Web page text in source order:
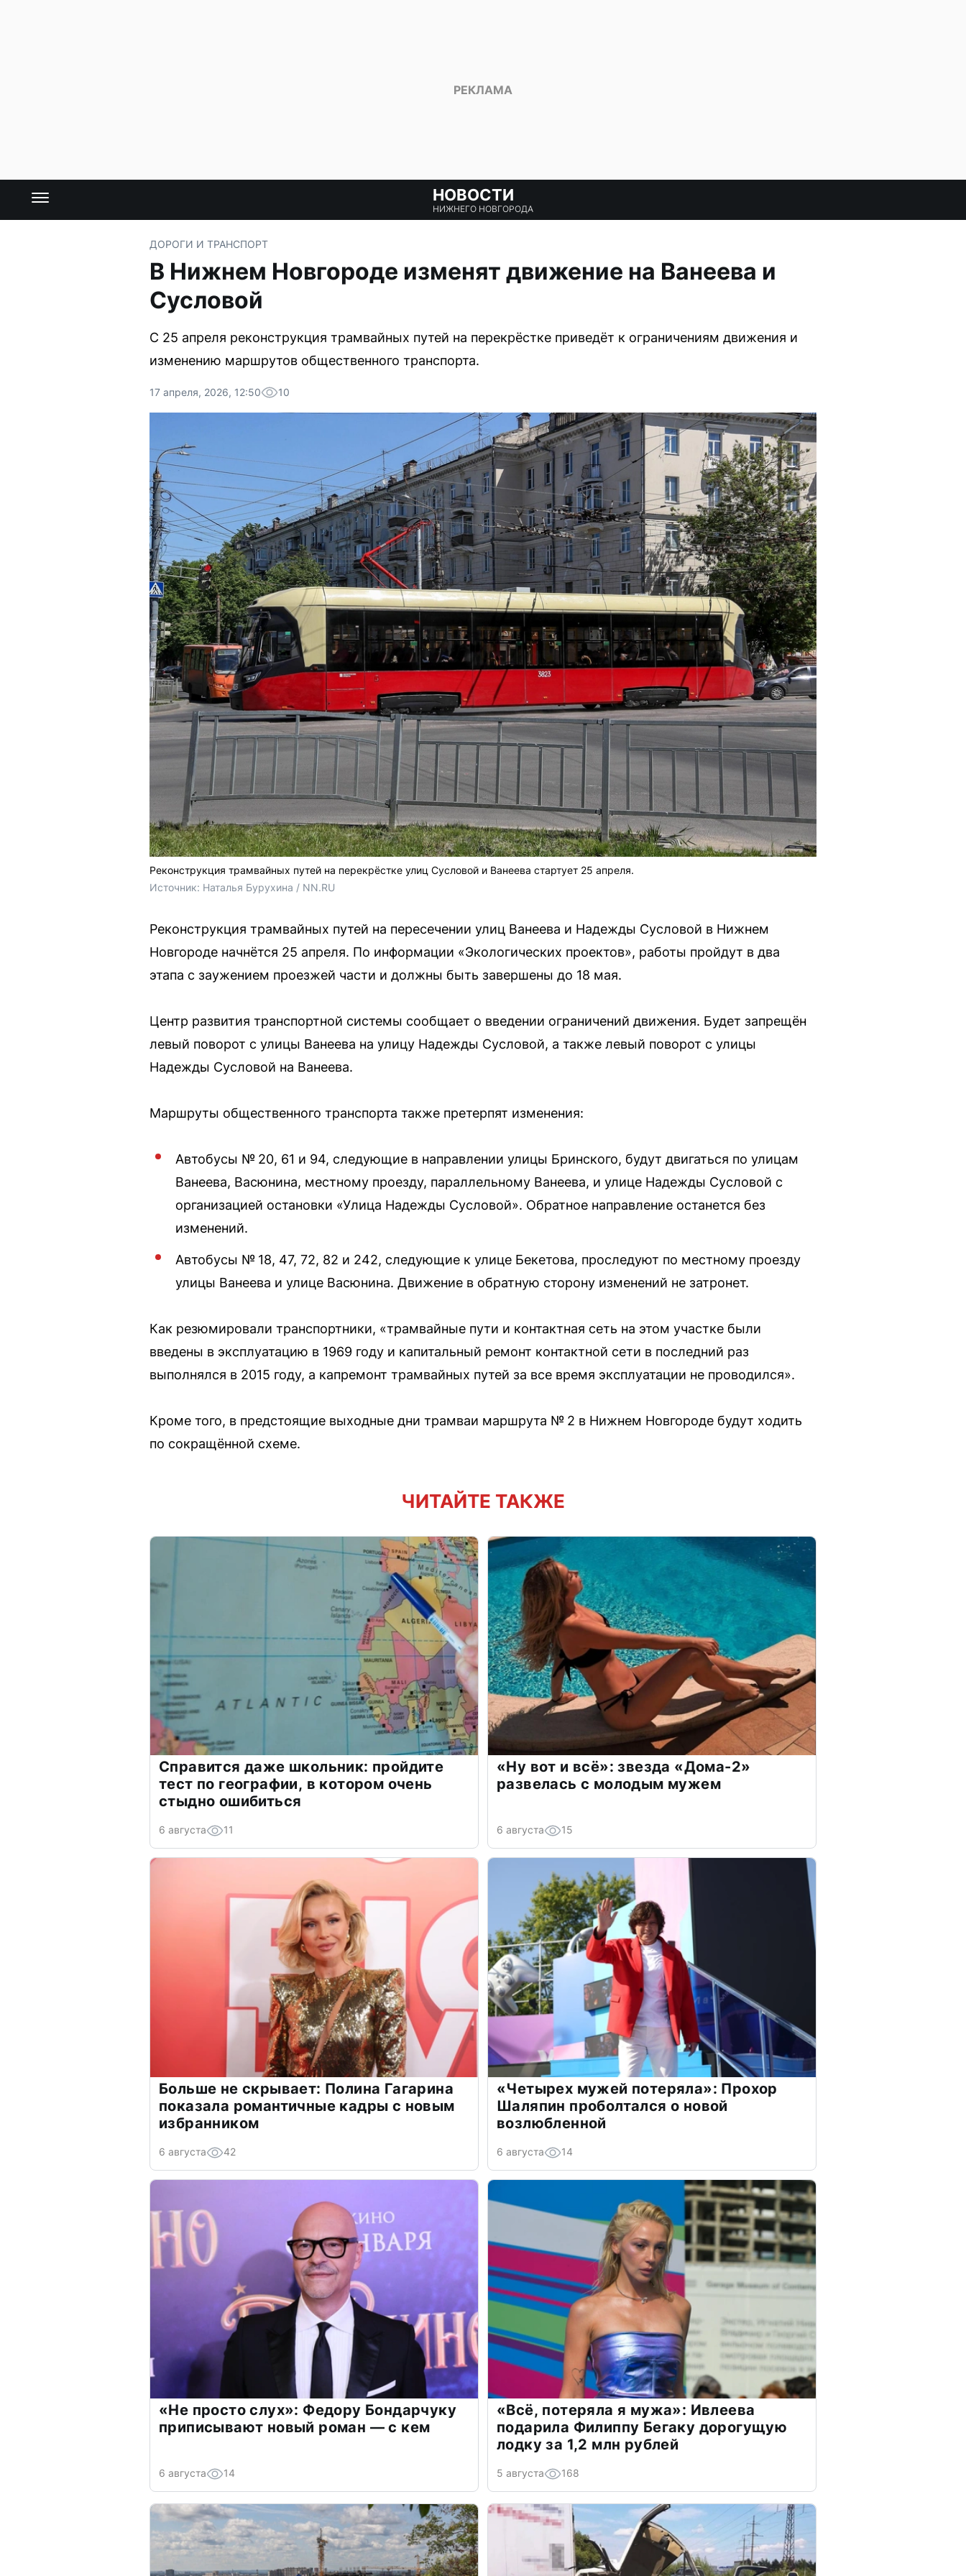
НОВОСТИ
НИЖНЕГО НОВГОРОДА
ДОРОГИ И ТРАНСПОРТ
В Нижнем Новгороде изменят движение на Ванеева и
Сусловой
С 25 апреля реконструкция трамвайных путей на перекрёстке приведёт к ограничениям движения и
изменению маршрутов общественного транспорта.
17 апреля, 2026, 12:50 10
Реконструкция трамвайных путей на перекрёстке улиц Сусловой и Ванеева стартует 25 апреля.
Источник: Наталья Бурухина / NN.RU
Реконструкция трамвайных путей на пересечении улиц Ванеева и Надежды Сусловой в Нижнем
Новгороде начнётся 25 апреля. По информации «Экологических проектов», работы пройдут в два
этапа с заужением проезжей части и должны быть завершены до 18 мая.
Центр развития транспортной системы сообщает о введении ограничений движения. Будет запрещён
левый поворот с улицы Ванеева на улицу Надежды Сусловой, а также левый поворот с улицы
Надежды Сусловой на Ванеева.
Маршруты общественного транспорта также претерпят изменения:
Автобусы № 20, 61 и 94, следующие в направлении улицы Бринского, будут двигаться по улицам
Ванеева, Васюнина, местному проезду, параллельному Ванеева, и улице Надежды Сусловой с
организацией остановки «Улица Надежды Сусловой». Обратное направление останется без
изменений.
Автобусы № 18, 47, 72, 82 и 242, следующие к улице Бекетова, проследуют по местному проезду
улицы Ванеева и улице Васюнина. Движение в обратную сторону изменений не затронет.
Как резюмировали транспортники, «трамвайные пути и контактная сеть на этом участке были
введены в эксплуатацию в 1969 году и капитальный ремонт контактной сети в последний раз
выполнялся в 2015 году, а капремонт трамвайных путей за все время эксплуатации не проводился».
Кроме того, в предстоящие выходные дни трамваи маршрута № 2 в Нижнем Новгороде будут ходить
по сокращённой схеме.
ЧИТАЙТЕ ТАКЖЕ
Справится даже школьник: пройдите
тест по географии, в котором очень
стыдно ошибиться
6 августа 11
«Ну вот и всё»: звезда «Дома-2»
развелась с молодым мужем
6 августа 15
Больше не скрывает: Полина Гагарина
показала романтичные кадры с новым
избранником
6 августа 42
«Четырех мужей потеряла»: Прохор
Шаляпин проболтался о новой
возлюбленной
6 августа 14
«Не просто слух»: Федору Бондарчуку
приписывают новый роман — с кем
6 августа 14
«Всё, потеряла я мужа»: Ивлеева
подарила Филиппу Бегаку дорогущую
лодку за 1,2 млн рублей
5 августа 168